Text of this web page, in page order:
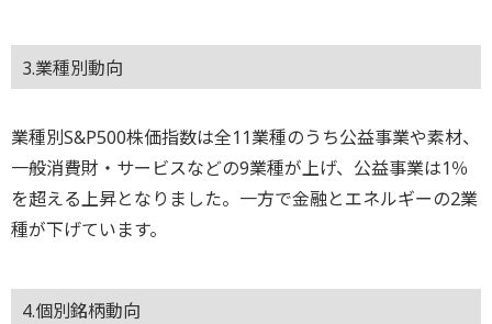
3.業種別動向
業種別S&P500株価指数は全11業種のうち公益事業や素材、
一般消費財・サービスなどの9業種が上げ、公益事業は1％
を超える上昇となりました。一方で金融とエネルギーの2業
種が下げています。
4.個別銘柄動向